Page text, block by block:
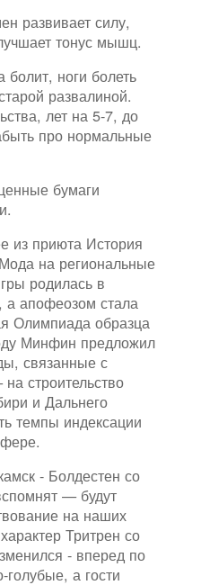
развивает силу,
тонус мышц.
болит, ноги болеть
развалиной.
лет на 5-7, до
про нормальные
бумаги
из приюта История
на региональные
родилась в
а апофеозом стала
Олимпиада образца
Минфин предложил
связанные с
строительство
и Дальнего
темпы индексации
- Болдестен со
— будут
на наших
Тритрен со
- вперед по
а гости